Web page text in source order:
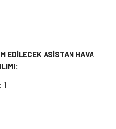
EDİLECEK ASİSTAN HAVA
1